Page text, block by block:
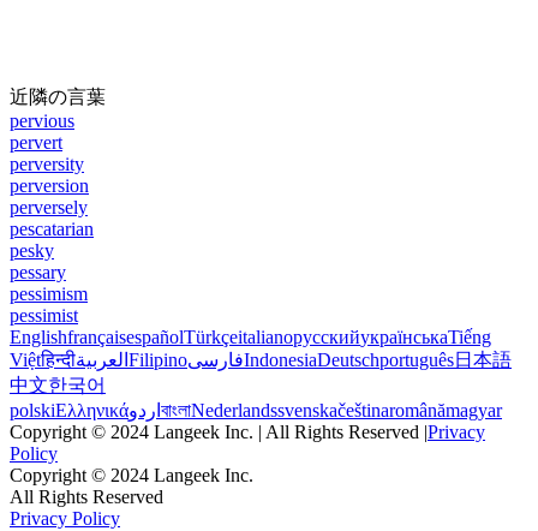
近隣の言葉
pervious
pervert
perversity
perversion
perversely
pescatarian
pesky
pessary
pessimism
pessimist
EnglishfrançaisespañolTürkçeitalianoрусскийукраїнськаTiếng
Việtहिन्दीالعربية FilipinoفارسیIndonesiaDeutschportuguês日本語
中文한국어
polskiΕλληνικάاردو বাংলাNederlandssvenskačeštinaromânămagyar
Copyright © 2024 Langeek Inc. | All Rights Reserved |Privacy
Policy
Copyright © 2024 Langeek Inc.
All Rights Reserved
Privacy Policy